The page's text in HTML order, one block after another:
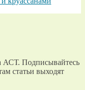
АСТ. Подписывайтесь
статьи выходят